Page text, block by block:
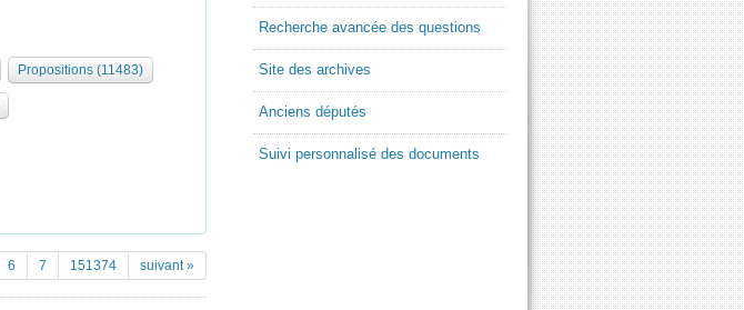
Propositions (11483)
6 7 151374 suivant »
Recherche avancée des questions
Site des archives
Anciens députés
Suivi personnalisé des documents